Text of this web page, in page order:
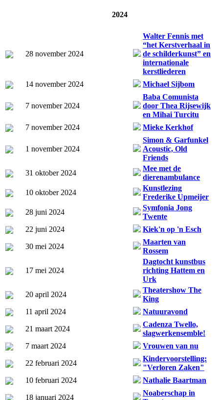
2024
28 november 2024
Walter Fennis met
“het Kerstverhaal in
de schilderkunst” en
internationale
kerstliederen
14 november 2024
Michael Sijbom
7 november 2024
Baba Comunista
door Thea Rijsewijk
en Mihai Turcitu
7 november 2024
Mieke Kerkhof
1 november 2024
Simon & Garfunkel
Acoustic, Old
Friends
31 oktober 2024
Mee met de
dierenambulance
10 oktober 2024
Kunstlezing
Frederike Upmeijer
28 juni 2024
Symfonia Jong
Twente
22 juni 2024
Kiek'n op 'n Esch
30 mei 2024
Maarten van
Rossem
17 mei 2024
Dagtocht kunstbus
richting Hattem en
Urk
20 april 2024
Theatershow The
King
11 april 2024
Natuuravond
21 maart 2024
Cadenza Twello,
slagwerkensemble!
7 maart 2024
Vrouwen van nu
22 februari 2024
Kindervoorstelling:
"Verloren Zaken"
10 februari 2024
Nathalie Baartman
18 januari 2024
Noaberschap in